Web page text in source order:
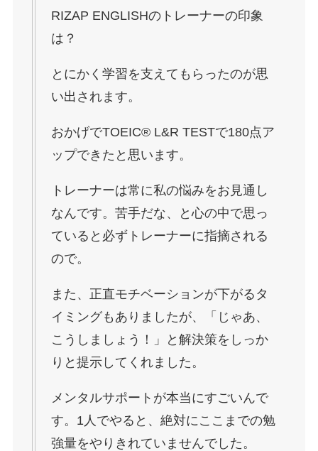
RIZAP ENGLISHのトレーナーの印象
は？
とにかく学習を支えてもらったのが思
い出されます。
おかげでTOEIC® L&R TESTで180点ア
ップできたと思います。
トレーナーは常に私の悩みをお見通し
なんです。苦手だな、と心の中で思っ
ていると必ずトレーナーに指摘される
ので。
また、正直モチベーションが下がるタ
イミングもありましたが、「じゃあ、
こうしましょう！」と解決策をしっか
りと提示してくれました。
メンタルサポートが本当にすごいんで
す。1人でやると、絶対にここまでの勉
強量をやりきれていませんでした。